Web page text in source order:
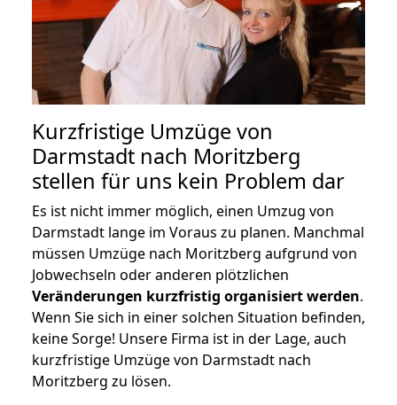
Kurzfristige Umzüge von
Darmstadt nach Moritzberg
stellen für uns kein Problem dar
Es ist nicht immer möglich, einen Umzug von
Darmstadt lange im Voraus zu planen. Manchmal
müssen Umzüge nach Moritzberg aufgrund von
Jobwechseln oder anderen plötzlichen
Veränderungen kurzfristig organisiert werden.
Wenn Sie sich in einer solchen Situation befinden,
keine Sorge! Unsere Firma ist in der Lage, auch
kurzfristige Umzüge von Darmstadt nach
Moritzberg zu lösen.